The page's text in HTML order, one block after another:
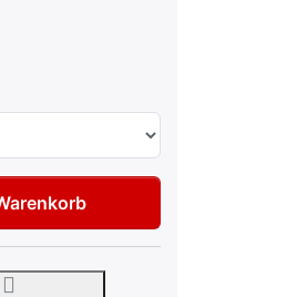
VW Audi LY7T